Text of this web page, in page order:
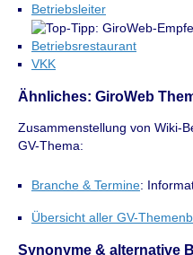
Betriebsleiter
Betriebsrestaurant
VKK
Ähnliches: GiroWeb
Zusammenstellung von Wiki-
GV-Thema:
Branche & Termine:
Übersicht aller GV-
Synonyme & alternative